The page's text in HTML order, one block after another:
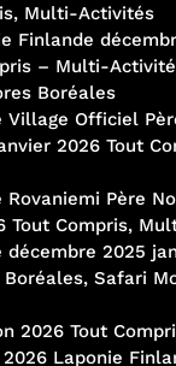
Multi-Activités
Finlande
– Multi-
Boréales
Village Officiel
2026 Tout
Rovaniemi Père
Tout Compris,
décembre 2025
Boréales, Safari
2026 Tout
Laponie